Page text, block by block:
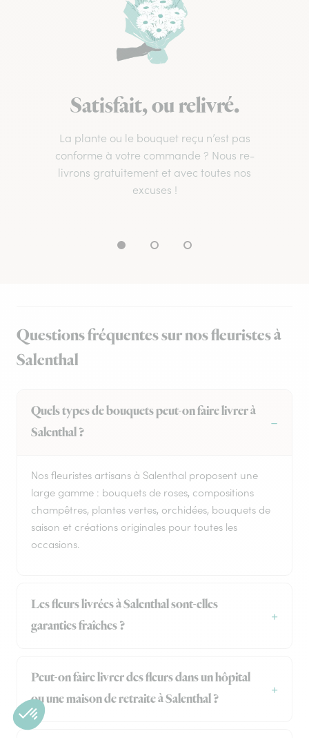
Satisfait, ou relivré.
La plante ou le bouquet reçu n’est pas
conforme à votre commande ? Nous re-
livrons gratuitement et avec toutes nos
excuses !
Questions fréquentes sur nos fleuristes à
Salenthal
Quels types de bouquets peut-on faire livrer à
Salenthal ?
Nos fleuristes artisans à Salenthal proposent une
large gamme : bouquets de roses, compositions
champêtres, plantes vertes, orchidées, bouquets de
saison et créations originales pour toutes les
occasions.
Les fleurs livrées à Salenthal sont-elles
garanties fraîches ?
Peut-on faire livrer des fleurs dans un hôpital
ou une maison de retraite à Salenthal ?